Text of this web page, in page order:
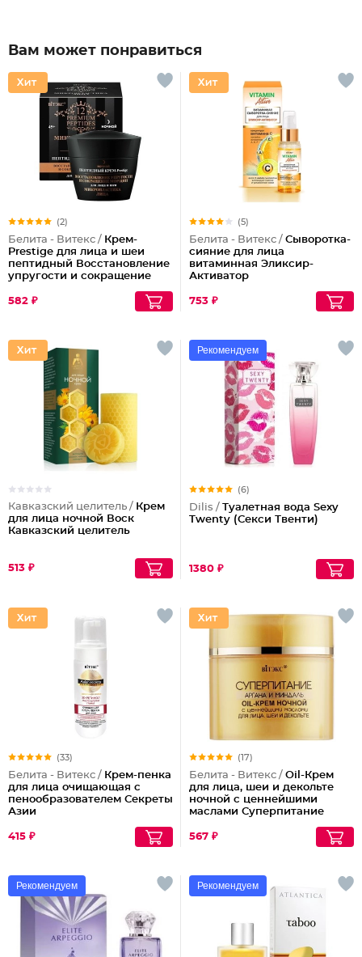
Вам может понравиться
(2)
Белита - Витекс / Крем-
Prestige для лица и шеи
пептидный Восстановление
упругости и сокращение
582 ₽
(5)
Белита - Витекс / Сыворотка-
сияние для лица
витаминная Эликсир-
Активатор
753 ₽
Кавказский целитель / Крем
для лица ночной Воск
Кавказский целитель
513 ₽
Рекомендуем
(6)
Dilis / Туалетная вода Sexy
Twenty (Секси Твенти)
1380 ₽
(33)
Белита - Витекс / Крем-пенка
для лица очищающая с
пенообразователем Секреты
Азии
415 ₽
(17)
Белита - Витекс / Oil-Крем
для лица, шеи и декольте
ночной с ценнейшими
маслами Суперпитание
567 ₽
Рекомендуем Рекомендуем